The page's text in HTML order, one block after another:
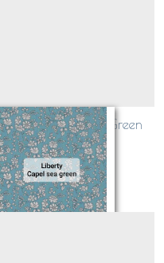
Liberty Capel Sea Green
(CLASSIQUE)
Sur demande